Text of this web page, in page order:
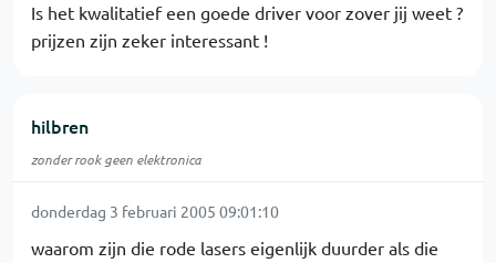
Is het kwalitatief een goede driver voor zover jij weet ?
prijzen zijn zeker interessant !
hilbren
zonder rook geen elektronica
donderdag 3 februari 2005 09:01:10
waarom zijn die rode lasers eigenlijk duurder als die